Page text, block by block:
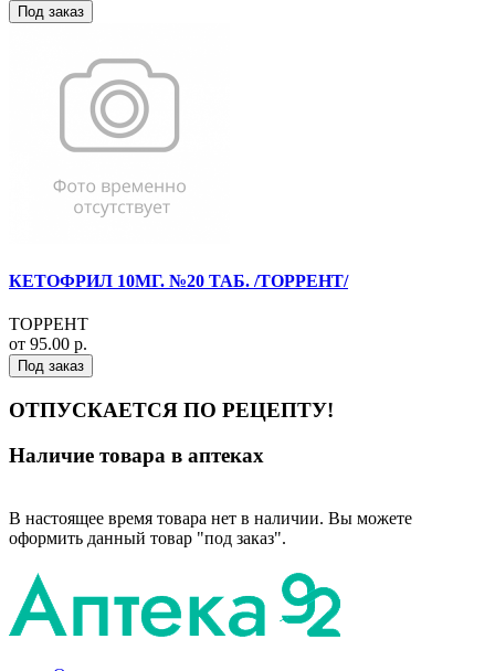
Под заказ
КЕТОФРИЛ 10МГ. №20 ТАБ. /ТОРРЕНТ/
ТОРРЕНТ
от 95.00 р.
Под заказ
ОТПУСКАЕТСЯ ПО РЕЦЕПТУ!
Наличие товара в аптеках
В настоящее время товара нет в наличии. Вы можете
оформить данный товар "под заказ".